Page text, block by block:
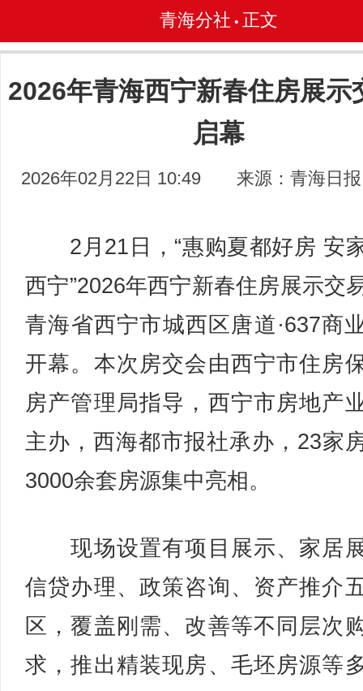
青海分社 • 正文
2026年青海西宁新春住房展示
启幕
2026年02月22日 10:49 来源：青海日报
2月21日，“惠购夏都好房 安
西宁”2026年西宁新春住房展示交
青海省西宁市城西区唐道·637商
开幕。本次房交会由西宁市住房
房产管理局指导，西宁市房地产
主办，西海都市报社承办，23家
3000余套房源集中亮相。
现场设置有项目展示、家居
信贷办理、政策咨询、资产推介
区，覆盖刚需、改善等不同层次
求，推出精装现房、毛坯房源等